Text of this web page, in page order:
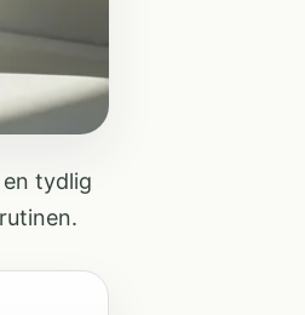
tydlig